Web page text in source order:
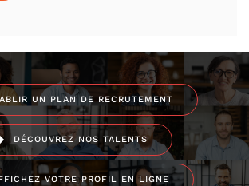
UN PLAN DE RECRUTEMENT
DÉCOUVREZ NOS TALENTS
VOTRE PROFIL EN LIGNE